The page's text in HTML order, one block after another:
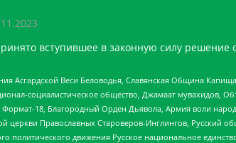
вступившее в законную силу решение
Асгардской Веси Беловодья, Славянская Община
социалистическое общество, Джамаат мувахидов,
18, Благородный Орден Дьявола, Армия воли
церкви Православных Староверов-Инглингов, Русский
движения Русское национальное